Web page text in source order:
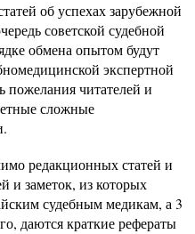
об успехах зарубежной
советской судебной
обмена опытом будут
экспертной
пожелания читателей и
сложные
редакционных статей и
и заметок, из которых
судебным медикам, а 3
даются краткие рефераты